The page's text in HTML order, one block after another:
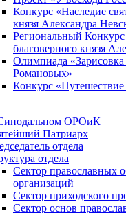
Конкурс «Наследие
князя Александра
Региональный Конкурс
благоверного князя
Олимпиада
Романовых»
Конкурс «Путешествие
ОРОиК
Патриарх
отдела
отдела
Сектор православных
организаций
Сектор приходского
Сектор основ